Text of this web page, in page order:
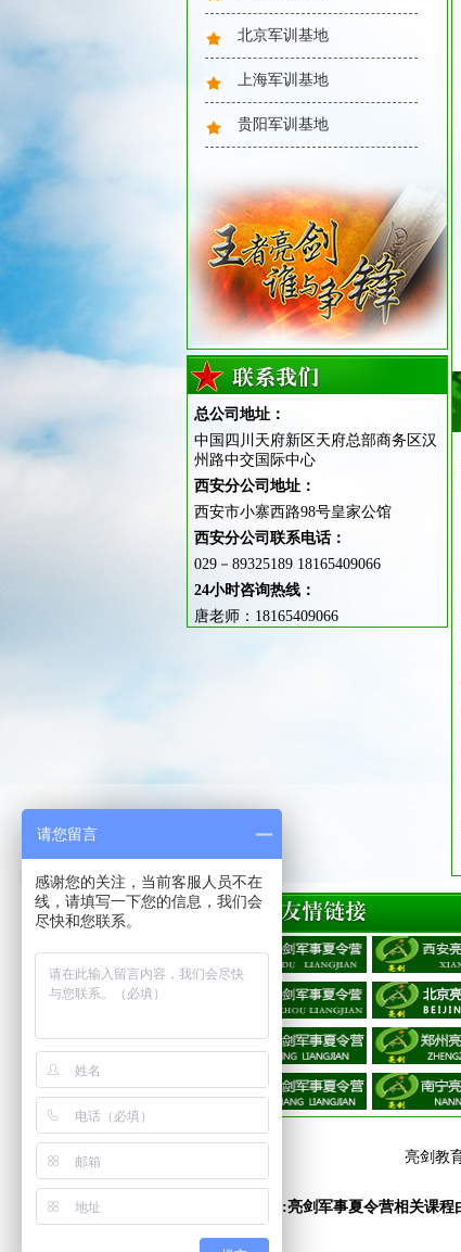
北京军训基地
上海军训基地
贵阳军训基地
总公司地址：
中国四川天府新区天府总部商务区汉
州路中交国际中心
西安分公司地址：
西安市小寨西路98号皇家公馆
西安分公司联系电话：
029－89325189 18165409066
24小时咨询热线：
唐老师：18165409066
亮剑教
法律声明:亮剑军事夏令营相关课
请您留言
感谢您的关注，当前客服人员不在
线，请填写一下您的信息，我们会
尽快和您联系。